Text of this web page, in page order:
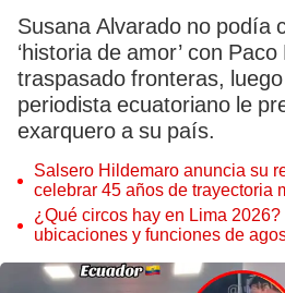
Susana Alvarado no podía
‘historia de amor’ con
traspasado fronteras,
periodista ecuatoriano le
exarquero a su país.
Salsero Hildemaro anuncia su
celebrar 45 años de trayectoria
para cantar con todos ustedes”
¿Qué circos hay en Lima
ubicaciones y funciones de